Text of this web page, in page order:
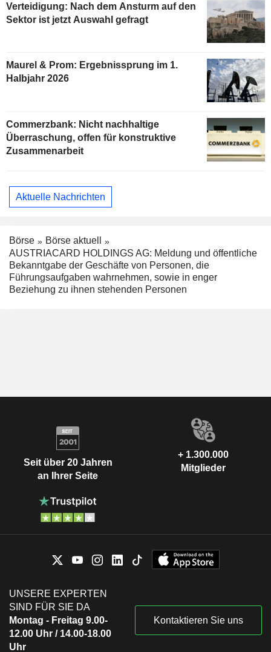
Verteidigung: Nach dem Ansturm auf den
Sektor ist jetzt Auswahl gefragt
Maurel & Prom: Ergebnissprung im 1.
Halbjahr 2026
Commerzbank: Nicht nachhaltige
Überraschung, offen für konstruktive
Zusammenarbeit
Aktuelle Nachrichten
Börse
Börse aktuell
AUSTRIACARD HOLDINGS AG: Meldung und öffentliche
Bekanntgabe der Geschäfte von Personen, die
Führungsaufgaben wahrnehmen, sowie in enger
Beziehung zu ihnen stehenden Personen
Seit über 20 Jahren
an Ihrer Seite
+ 1.300.000
Mitglieder
UNSERE EXPERTEN
SIND FÜR SIE DA
Montag - Freitag 9.00-
12.00 Uhr / 14.00-18.00
Uhr
Kontaktieren Sie uns